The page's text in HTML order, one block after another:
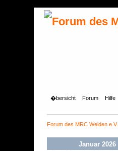
�bersicht Forum Hilfe
Forum des MRC Weiden e.V.
Januar 2026